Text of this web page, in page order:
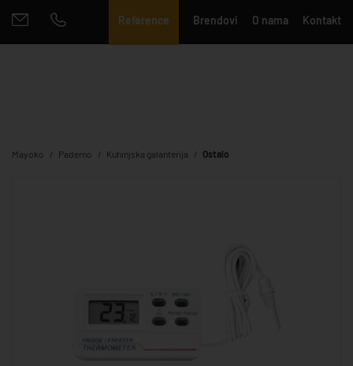
Reference Brendovi O nama Kontakt
Mayoko Paderno Kuhinjska galanterija Ostalo